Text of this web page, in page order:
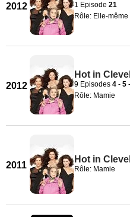
2012 1 Episode 21
Rôle: Elle-même
2012
Hot in
9 Episodes 4 - 5 -
Rôle: Mamie
2011
Hot in
Rôle: Mamie